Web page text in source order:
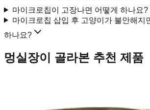
마이크로칩이 고장나면 어떻게 하나요?
마이크로칩 삽입 후 고양이가 불안해지
하나요?
멍실장이 골라본 추천 제품